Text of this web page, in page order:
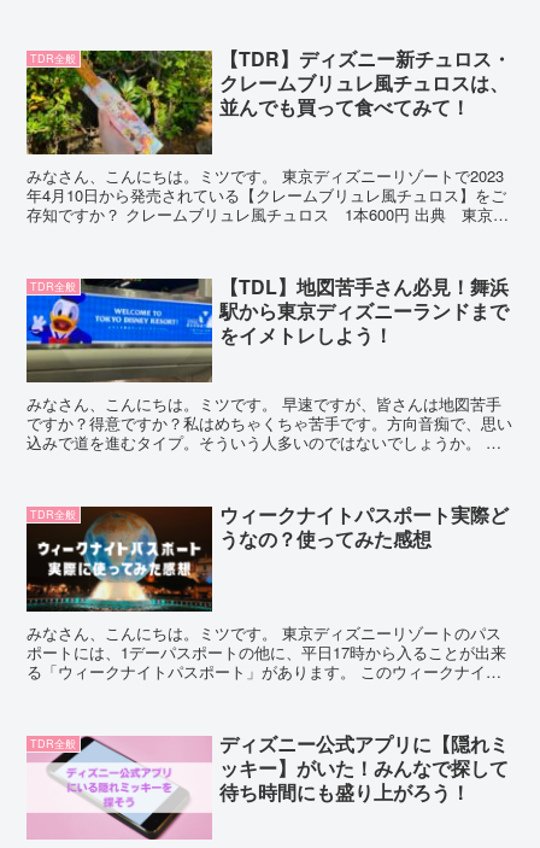
TDR全般
【TDR】ディズニー新チュロス・
クレームブリュレ風チュロスは、
並んでも買って食べてみて！
みなさん、こんにちは。ミツです。 東京ディズニーリゾートで2023
年4月10日から発売されている【クレームブリュレ風チュロス】をご
存知ですか？ クレームブリュレ風チュロス 1本600円 出典 東京デ
TDR全般
【TDL】地図苦手さん必見！舞浜
駅から東京ディズニーランドまで
をイメトレしよう！
みなさん、こんにちは。ミツです。 早速ですが、皆さんは地図苦手
ですか？得意ですか？私はめちゃくちゃ苦手です。方向音痴で、思い
込みで道を進むタイプ。そういう人多いのではないでしょうか。 そ
TDR全般
ウィークナイトパスポート実際ど
うなの？使ってみた感想
みなさん、こんにちは。ミツです。 東京ディズニーリゾートのパス
ポートには、1デーパスポートの他に、平日17時から入ることが出来
る「ウィークナイトパスポート」があります。 このウィークナイト
TDR全般
ディズニー公式アプリに【隠れミ
ッキー】がいた！みんなで探して
待ち時間にも盛り上がろう！